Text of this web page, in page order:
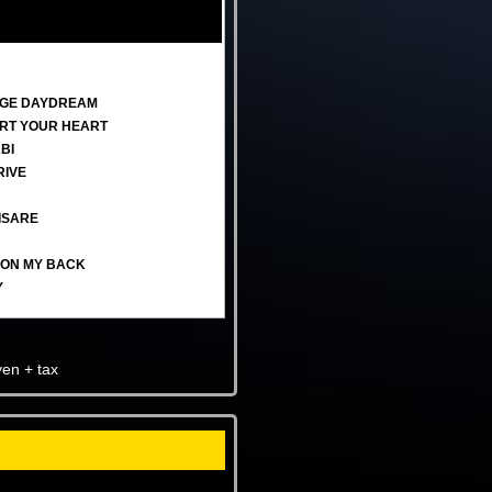
DAYDREAM
YOUR HEART
MY BACK
+ tax